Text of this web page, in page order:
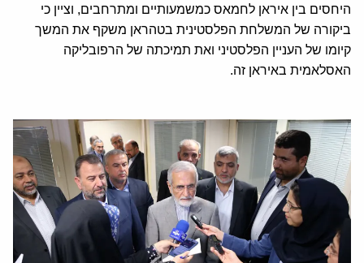
היחסים בין איראן לחמאס כמשמעותיים ומתרחבים, וציין כי
ביקורה של המשלחת הפלסטינית בטהראן משקף את המשך
קיומו של העניין הפלסטיני ואת תמיכתה של הרפובליקה
האסלאמית באיראן זה.